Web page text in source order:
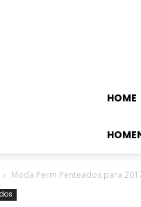
HOME
Moda Perm Penteados para